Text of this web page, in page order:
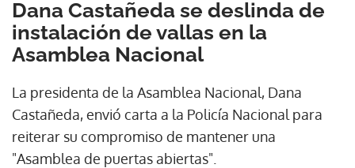
Dana Castañeda se deslinda de
instalación de vallas en la
Asamblea Nacional
La presidenta de la Asamblea Nacional, Dana
Castañeda, envió carta a la Policía Nacional para
reiterar su compromiso de mantener una
"Asamblea de puertas abiertas".